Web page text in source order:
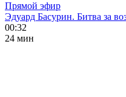
Прямой эфир
Эдуард Басурин. Битва за
00:32
24 мин